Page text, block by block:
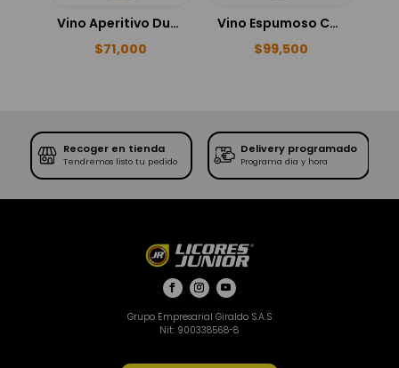
Vino Aperitivo Dubonnet 750 ml
$71,000
Vino Espumoso Codorniu Clasica Brut 750ml
$99,500
Recoger en tienda
Tendremos listo tu pedido
Delivery programado
Programa día y hora
Grupo Empresarial Giraldo S.A.S
Nit: 900338568-8